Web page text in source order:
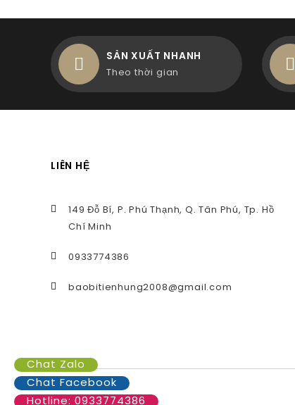
SẢN XUẤT NHANH
Theo thời gian
LIÊN HỆ
149 Đỗ Bí, P. Phú Thạnh, Q. Tân Phú, Tp. Hồ
Chí Minh
0933774386
baobitienhung2008@gmail.com
Chat Zalo
Chat Facebook
Hotline: 0933774386